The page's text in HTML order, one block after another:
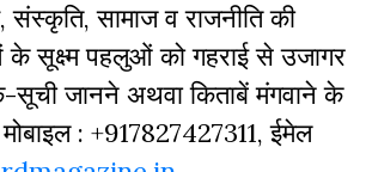
संस्कृति, सामाज व राजनीति की
सूक्ष्म पहलुओं को गहराई से उजागर
जानने अथवा किताबें मंगवाने के
: +917827427311, ईमेल